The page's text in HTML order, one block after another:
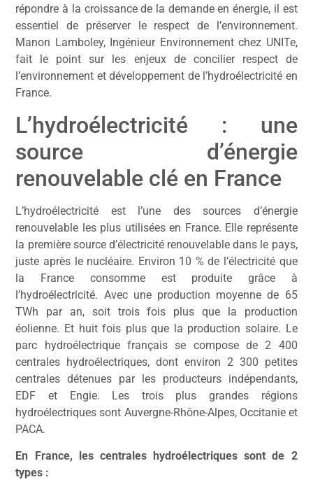
répondre à la croissance de la demande en énergie, il est
essentiel de préserver le respect de l’environnement.
Manon Lamboley, Ingénieur Environnement chez UNITe,
fait le point sur les enjeux de concilier respect de
l’environnement et développement de l’hydroélectricité en
France.
L’hydroélectricité : une
source d’énergie
renouvelable clé en France
L’hydroélectricité est l’une des sources d’énergie
renouvelable les plus utilisées en France. Elle représente
la première source d’électricité renouvelable dans le pays,
juste après le nucléaire. Environ 10 % de l’électricité que
la France consomme est produite grâce à
l’hydroélectricité. Avec une production moyenne de 65
TWh par an, soit trois fois plus que la production
éolienne. Et huit fois plus que la production solaire. Le
parc hydroélectrique français se compose de 2 400
centrales hydroélectriques, dont environ 2 300 petites
centrales détenues par les producteurs indépendants,
EDF et Engie. Les trois plus grandes régions
hydroélectriques sont Auvergne-Rhône-Alpes, Occitanie et
PACA.
En France, les centrales hydroélectriques sont de 2
types :